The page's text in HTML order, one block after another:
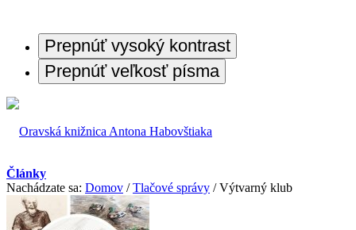
Prepnúť vysoký kontrast
Prepnúť veľkosť písma
O knižnici
Články
Nachádzate sa: Domov / Tlačové správy / Výtvarný klub